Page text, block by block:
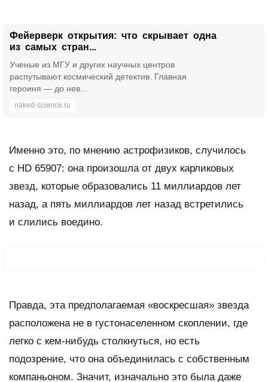
Фейерверк открытия: что скрывает одна
из самых стран...
Ученые из МГУ и других научных центров
распутывают космический детектив. Главная
героиня — до нев...
naked-science.ru
Именно это, по мнению астрофизиков, случилось
с HD 65907: она произошла от двух карликовых
звезд, которые образовались 11 миллиардов лет
назад, а пять миллиардов лет назад встретились
и слились воедино.
Правда, эта предполагаемая «воскресшая» звезда
расположена не в густонаселенном скоплении, где
легко с кем-нибудь столкнуться, но есть
подозрение, что она объединилась с собственным
компаньоном. Значит, изначально это была даже